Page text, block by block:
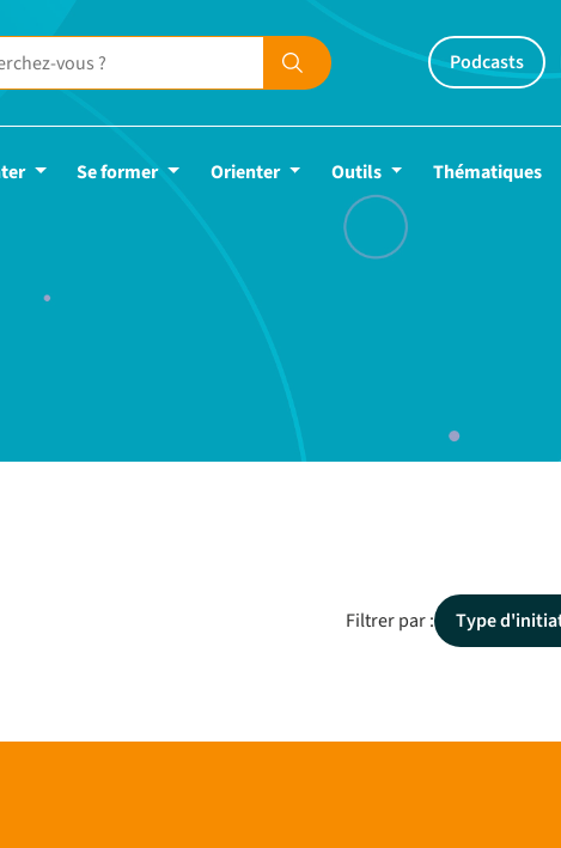
Podcasts
Se former Orienter Outils Thématiques
Filtrer par : Type